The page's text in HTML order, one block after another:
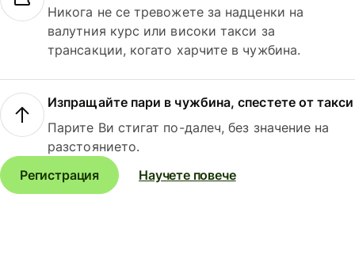
Никога не се тревожете за надценки на
валутния курс или високи такси за
трансакции, когато харчите в чужбина.
Изпращайте пари в чужбина, спестете от такси
Парите Ви стигат по-далеч, без значение на
разстоянието.
Регистрация
Научете повече